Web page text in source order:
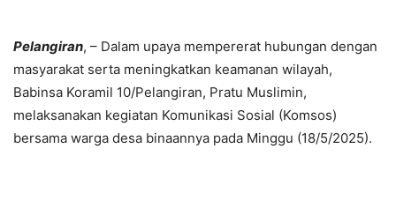
Pelangiran, – Dalam upaya mempererat hubungan dengan
masyarakat serta meningkatkan keamanan wilayah,
Babinsa Koramil 10/Pelangiran, Pratu Muslimin,
melaksanakan kegiatan Komunikasi Sosial (Komsos)
bersama warga desa binaannya pada Minggu (18/5/2025).